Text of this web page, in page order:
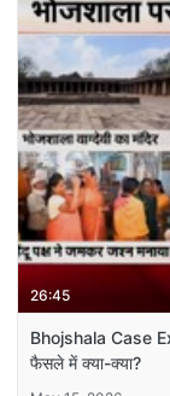
26:45
Bhojshala Case
फैसले में क्या-क्या?